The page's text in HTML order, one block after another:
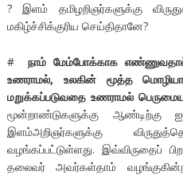
? இளம் தமிழறிஞர்களுக்கு
மகிழ்ச்சிக்குரிய செய்திதானே?
#நாம் மேம்போக்காக
உணராமல், உலகின் மூத்த
மறுக்கப்படுவதை உணராமல்
மூன்றாண்டுகளுக்கு
இளம்அறிஞர்களுக்கு
வழங்கப்பட்டுள்ளது. இவ்விருதைப்
தலைவர் அவர்கள்தாம்